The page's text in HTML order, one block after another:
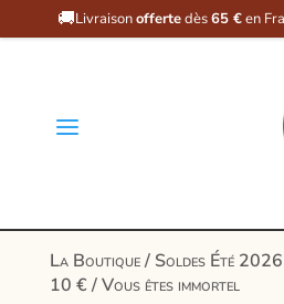
🚚Livraisonoffertedès65 €en
a
La Boutique/ Soldes Été 2026
10 €/ Vous êtes immortel